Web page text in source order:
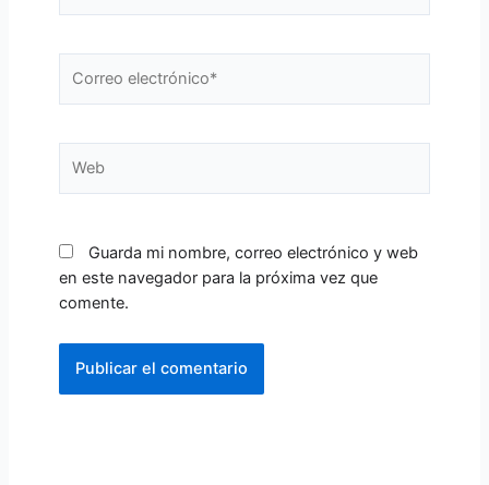
electrónico*
Guarda mi nombre, correo electrónico y web
en este navegador para la próxima vez que
comente.